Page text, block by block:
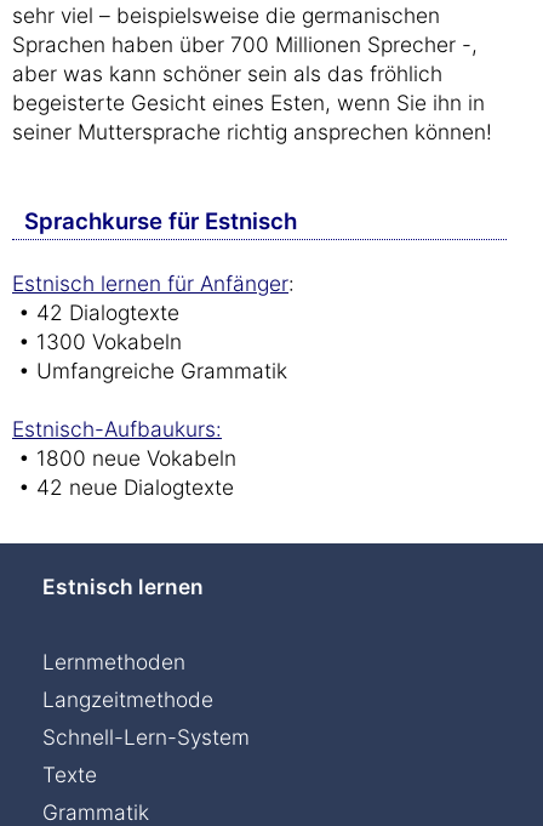
sehr viel – beispielsweise die germanischen
Sprachen haben über 700 Millionen Sprecher -,
aber was kann schöner sein als das fröhlich
begeisterte Gesicht eines Esten, wenn Sie ihn in
seiner Muttersprache richtig ansprechen können!
Sprachkurse für Estnisch
Estnisch lernen für Anfänger:
• 42 Dialogtexte
• 1300 Vokabeln
• Umfangreiche Grammatik
Estnisch-Aufbaukurs:
• 1800 neue Vokabeln
• 42 neue Dialogtexte
Estnisch lernen
Lernmethoden
Langzeitmethode
Schnell-Lern-System
Texte
Grammatik